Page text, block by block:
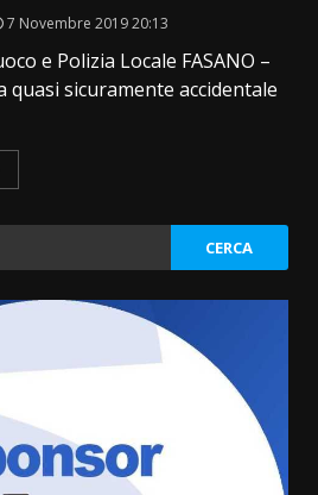
7 Novembre 2019 20:13
e Polizia Locale FASANO –
quasi sicuramente accidentale